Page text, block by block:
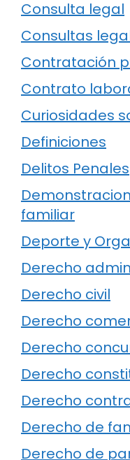
Consulta legal
Consultas
Contratación
Contrato
Curiosidades
Definiciones
Delitos Penales
familiar
Deporte y
Derecho
Derecho civil
Derecho
Derecho
Derecho
Derecho
Derecho de
Derecho de